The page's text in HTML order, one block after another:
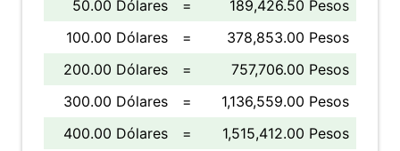
50.00 Dólares
=
189,426.50 Pesos
100.00 Dólares
=
378,853.00 Pesos
200.00 Dólares
=
757,706.00 Pesos
300.00 Dólares
=
1,136,559.00 Pesos
400.00 Dólares
=
1,515,412.00 Pesos